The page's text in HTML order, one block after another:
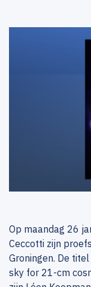
Op maandag 26
Ceccotti zijn
Groningen. De
sky for 21-cm